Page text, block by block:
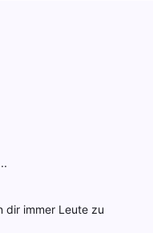
dir immer Leute zu